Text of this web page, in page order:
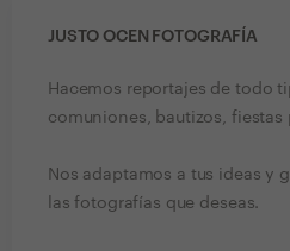
JUSTO OCEN FOTOGRAFÍA
Hacemos reportajes de todo
comuniones, bautizos, fiestas
Nos adaptamos a tus ideas y
las fotografías que deseas.